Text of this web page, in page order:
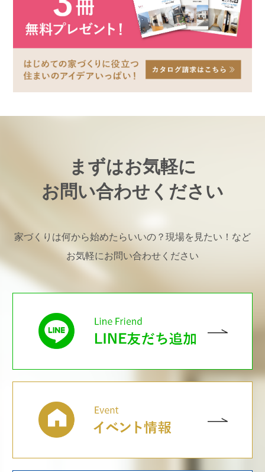
まずはお気軽に
お問い合わせください
家づくりは何から始めたらいいの？現場を見たい！など
お気軽にお問い合わせください